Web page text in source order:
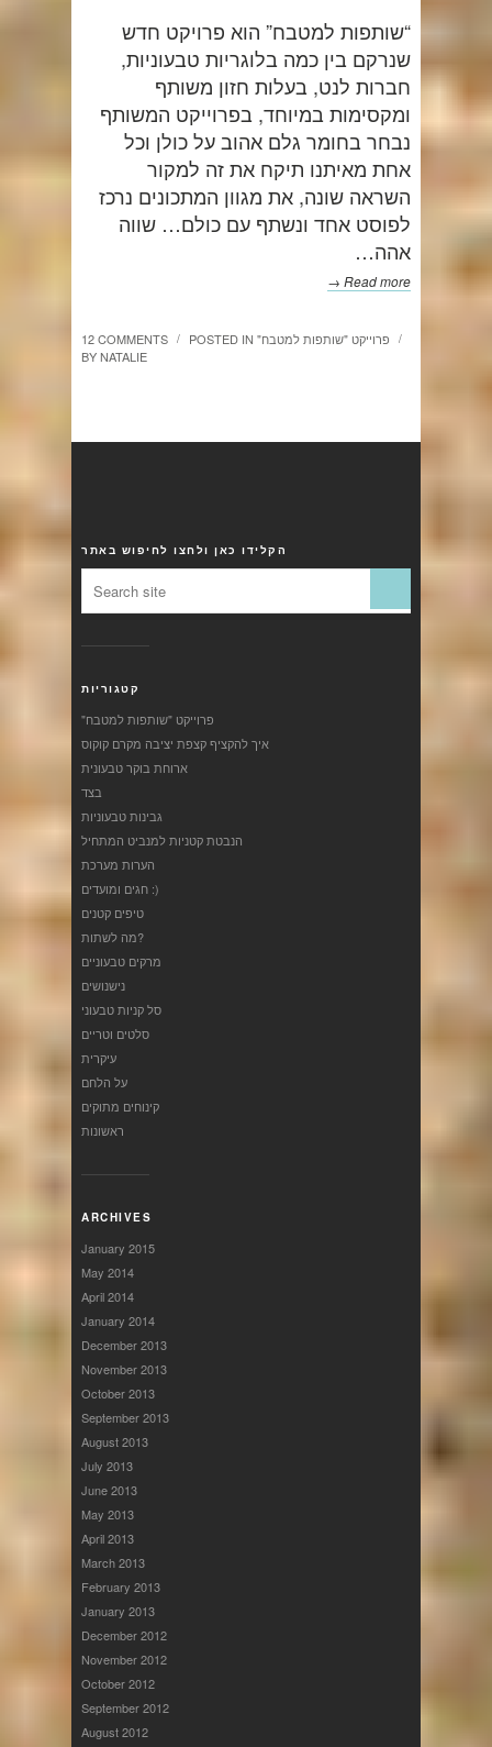
“שותפות למטבח” הוא פרויקט חדש
שנרקם בין כמה בלוגריות טבעוניות,
חברות לנט, בעלות חזון משותף
ומקסימות במיוחד, בפרוייקט המשותף
נבחר בחומר גלם אהוב על כולן וכל
אחת מאיתנו תיקח את זה למקור
השראה שונה, את מגוון המתכונים נרכז
לפוסט אחד ונשתף עם כולם… שווה
אהה…
Read more →
12 COMMENTS / POSTED IN "פרוייקט "שותפות למטבח /
BYNATALIE
הקלידו כאן ולחצו לחיפוש באתר
קטגוריות
"פרוייקט "שותפות למטבח
איך להקציף קצפת יציבה מקרם קוקוס
ארוחת בוקר טבעונית
בצד
גבינות טבעוניות
הנבטת קטניות למנביט המתחיל
הערות מערכת
חגים ומועדים :)
טיפים קטנים
מה לשתות?
מרקים טבעוניים
נישנושים
סל קניות טבעוני
סלטים וטריים
עיקרית
על הלחם
קינוחים מתוקים
ראשונות
ARCHIVES
January 2015
May 2014
April 2014
January 2014
December 2013
November 2013
October 2013
September 2013
August 2013
July 2013
June 2013
May 2013
April 2013
March 2013
February 2013
January 2013
December 2012
November 2012
October 2012
September 2012
August 2012